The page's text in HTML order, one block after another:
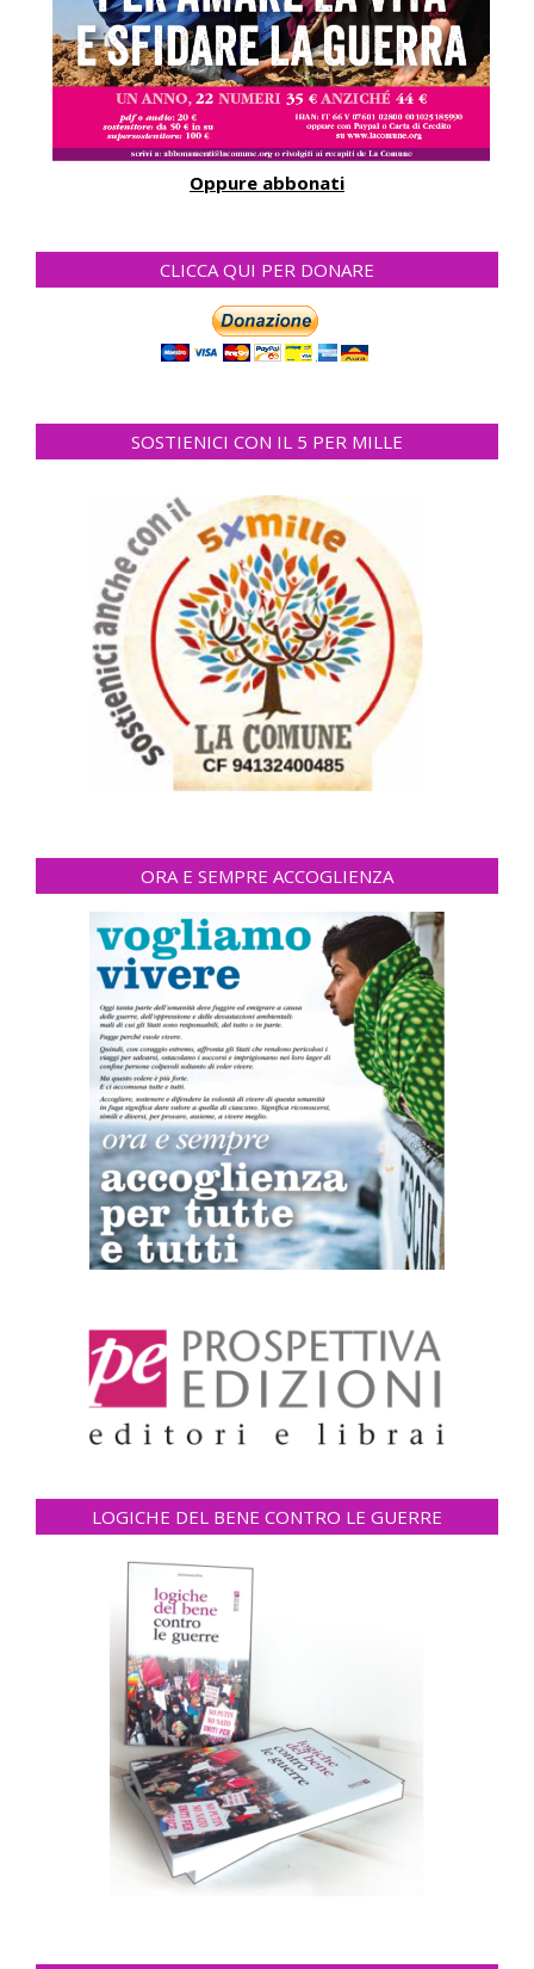
Oppure abbonati
CLICCA QUI PER DONARE
SOSTIENICI CON IL 5 PER MILLE
ORA E SEMPRE ACCOGLIENZA
LOGICHE DEL BENE CONTRO LE GUERRE